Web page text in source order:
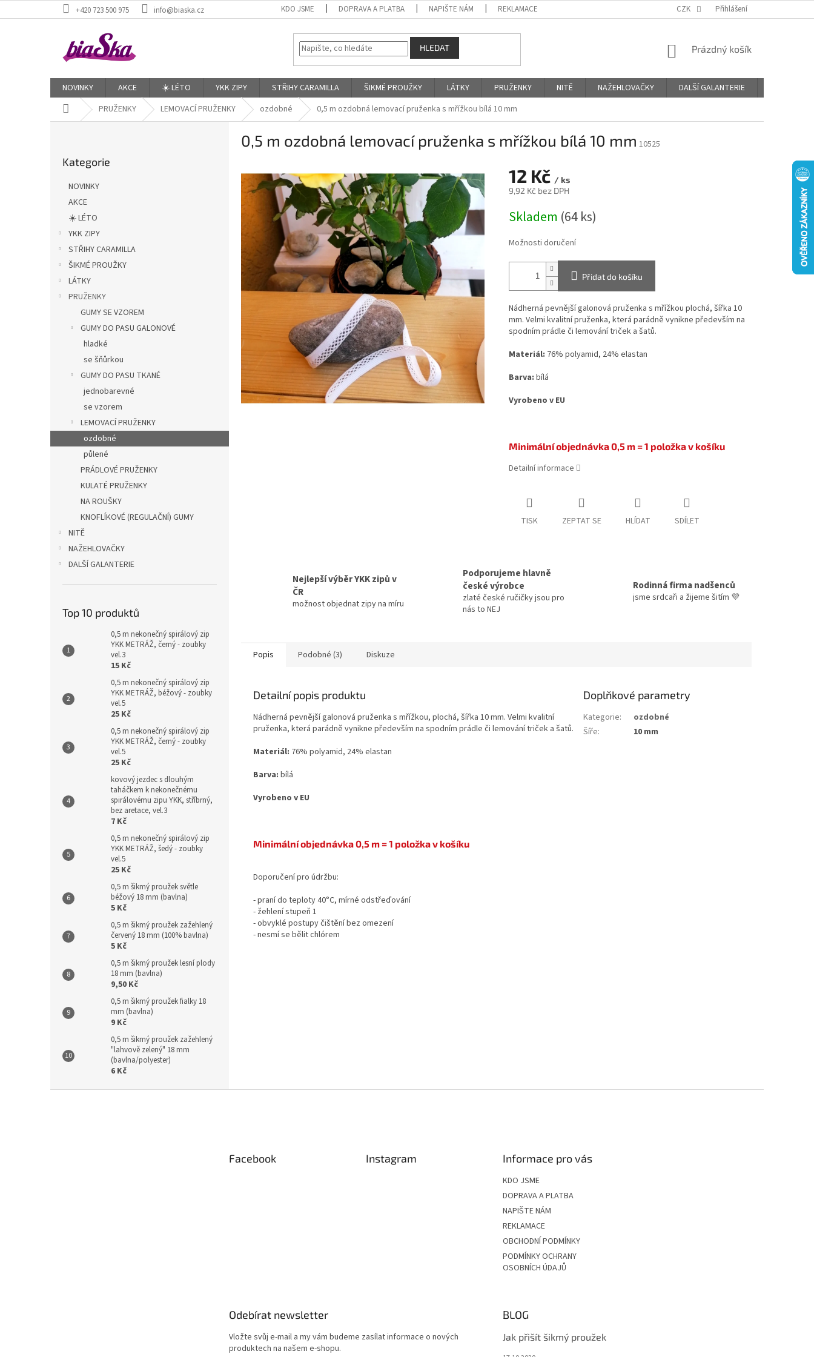
na
+420 723 500 975 info@biaska.cz KDO JSME DOPRAVA A PLATBA NAPIŠTE NÁM REKLAMACE PODMÍNKY OCHRANY OSOBNÍCH ÚDAJŮ
CZK Přihlášení
HLEDAT
NÁKUPNÍ
Prázdný košík
NOVINKY AKCE ☀️ LÉTO YKK ZIPY STŘIHY CARAMILLA ŠIKMÉ PROUŽKY LÁTKY PRUŽENKY NITĚ NAŽEHLOVAČKY DALŠÍ GALANTERIE
Domů PRUŽENKY LEMOVACÍ PRUŽENKY ozdobné 0,5 m ozdobná lemovací pruženka s mřížkou bílá 10 mm
kategorie
Kategorie
NOVINKY
AKCE
☀️ LÉTO
YKK ZIPY
STŘIHY CARAMILLA
ŠIKMÉ PROUŽKY
LÁTKY
PRUŽENKY
GUMY SE VZOREM
GUMY DO PASU GALONOVÉ
hladké
se šňůrkou
GUMY DO PASU TKANÉ
jednobarevné
se vzorem
LEMOVACÍ PRUŽENKY
ozdobné
půlené
PRÁDLOVÉ PRUŽENKY
KULATÉ PRUŽENKY
NA ROUŠKY
KNOFLÍKOVÉ (REGULAČNÍ) GUMY
NITĚ
NAŽEHLOVAČKY
DALŠÍ GALANTERIE
Top 10 produktů
0,5 m nekonečný spirálový zip
YKK METRÁŽ, černý - zoubky
vel.3
15 Kč
0,5 m nekonečný spirálový zip
YKK METRÁŽ, béžový - zoubky
vel.5
25 Kč
0,5 m nekonečný spirálový zip
YKK METRÁŽ, černý - zoubky
vel.5
25 Kč
kovový jezdec s dlouhým
taháčkem k nekonečnému
spirálovému zipu YKK, stříbrný,
bez aretace, vel.3
7 Kč
0,5 m nekonečný spirálový zip
YKK METRÁŽ, šedý - zoubky
vel.5
25 Kč
0,5 m šikmý proužek světle
béžový 18 mm (bavlna)
5 Kč
0,5 m šikmý proužek zažehlený
červený 18 mm (100% bavlna)
5 Kč
0,5 m šikmý proužek lesní plody
18 mm (bavlna)
9,50 Kč
0,5 m šikmý proužek fialky 18
mm (bavlna)
9 Kč
0,5 m šikmý proužek zažehlený
"lahvově zelený" 18 mm
(bavlna/polyester)
6 Kč
0,5 m ozdobná lemovací pruženka s mřížkou bílá 10 mm 10525
12 Kč / ks
9,92 Kč bez DPH
cena:
Skladem (64 ks)
Možnosti doručení
Přidat do košíku
Nádherná pevnější galonová pruženka s mřížkou plochá, šířka 10
mm. Velmi kvalitní pruženka, která parádně vynikne především na
spodním prádle či lemování triček a šatů.
Materiál: 76% polyamid, 24% elastan
Barva: bílá
Vyrobeno v EU
Minimální objednávka 0,5 m = 1 položka v košíku
Detailní informace
TISK ZEPTAT SE HLÍDAT SDÍLET
Nejlepší výběr YKK zipů v
ČR
možnost objednat zipy na míru
Podporujeme hlavně
české výrobce
zlaté české ručičky jsou pro
nás to NEJ
Rodinná firma nadšenců
jsme srdcaři a žijeme šitím 💜
Popis Podobné (3) Diskuze
Detailní popis produktu
Nádherná pevnější galonová pruženka s mřížkou, plochá, šířka 10 mm. Velmi kvalitní
pruženka, která parádně vynikne především na spodním prádle či lemování triček a šatů.
Materiál: 76% polyamid, 24% elastan
Barva: bílá
Vyrobeno v EU
Minimální objednávka 0,5 m = 1 položka v košíku
Doporučení pro údržbu:
- praní do teploty 40°C, mírné odstřeďování
- žehlení stupeň 1
- obvyklé postupy čištění bez omezení
- nesmí se bělit chlórem
Doplňkové parametry
Kategorie:
ozdobné
Šíře: 10 mm
Facebook Instagram Informace pro vás
KDO JSME
DOPRAVA A PLATBA
NAPIŠTE NÁM
REKLAMACE
OBCHODNÍ PODMÍNKY
PODMÍNKY OCHRANY
OSOBNÍCH ÚDAJŮ
Odebírat newsletter
Vložte svůj e-mail a my vám budeme zasílat informace o nových
produktech na našem e-shopu.
BLOG
Jak přišít šikmý proužek